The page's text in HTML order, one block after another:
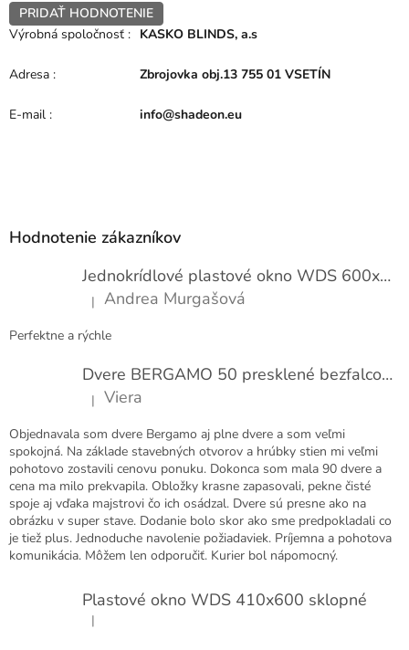
PRIDAŤ HODNOTENIE
Výrobná spoločnosť : KASKO BLINDS, a.s
Adresa : Zbrojovka obj.13 755 01 VSETÍN
E-mail : info@shadeon.eu
Hodnotenie zákazníkov
Jednokrídlové plastové okno WDS 600x1000
Hodnotenie produktu je 5 z 5 hviezdičiek.
| Andrea Murgašová
Perfektne a rýchle
Dvere BERGAMO 50 presklené bezfalcové EXTRA
Hodnotenie produktu je 5 z 5 hviezdičiek.
| Viera
Objednavala som dvere Bergamo aj plne dvere a som veľmi
spokojná. Na základe stavebných otvorov a hrúbky stien mi veľmi
pohotovo zostavili cenovu ponuku. Dokonca som mala 90 dvere a
cena ma milo prekvapila. Obložky krasne zapasovali, pekne čisté
spoje aj vďaka majstrovi čo ich osádzal. Dvere sú presne ako na
obrázku v super stave. Dodanie bolo skor ako sme predpokladali co
je tiež plus. Jednoduche navolenie požiadaviek. Príjemna a pohotova
komunikácia. Môžem len odporučiť. Kurier bol nápomocný.
Plastové okno WDS 410x600 sklopné
Hodnotenie produktu je 5 z 5 hviezdičiek.
|